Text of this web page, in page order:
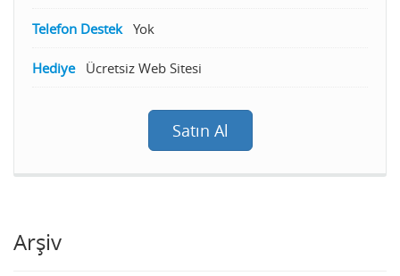
Telefon Destek Yok
Hediye Ücretsiz Web Sitesi
Satın Al
Arşiv